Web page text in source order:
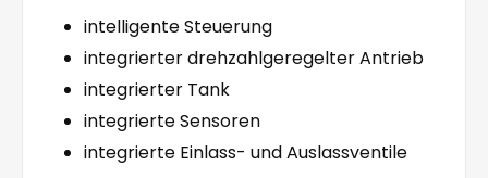
intelligente Steuerung
integrierter drehzahlgeregelter Antrieb
integrierter Tank
integrierte Sensoren
integrierte Einlass- und Auslassventile